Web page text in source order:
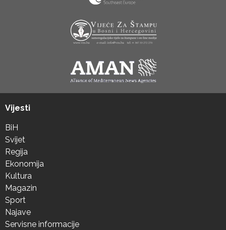
Vijesti
BiH
Svijet
Regija
Ekonomija
Kultura
Magazin
Sport
Najave
Servisne informacije